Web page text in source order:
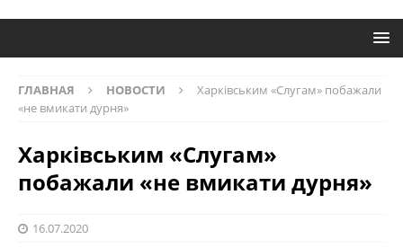
ГЛАВНАЯ НОВОСТИ
Харківським «Слугам» побажали
«не вмикати дурня»
Харківським «Слугам»
побажали «не вмикати дурня»
16.07.2020